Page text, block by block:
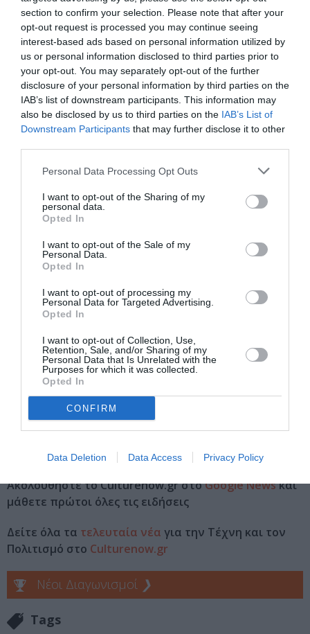
section to confirm your selection. Please note that after your
opt-out request is processed you may continue seeing
interest-based ads based on personal information utilized by
us or personal information disclosed to third parties prior to
your opt-out. You may separately opt-out of the further
disclosure of your personal information by third parties on the
IAB’s list of downstream participants. This information may
also be disclosed by us to third parties on the IAB’s List of
Downstream Participants that may further disclose it to other
Personal Data Processing Opt Outs
I want to opt-out of the Sharing of my
personal data.
Opted In
I want to opt-out of the Sale of my
Personal Data.
Opted In
I want to opt-out of processing my
Personal Data for Targeted Advertising.
Opted In
I want to opt-out of Collection, Use,
Retention, Sale, and/or Sharing of my
Personal Data that Is Unrelated with the
Purposes for which it was collected.
Opted In
CONFIRM
Data Deletion Data Access Privacy Policy
Διαβάστε επίσης:
Ίδρυμα Θεοχαράκη: Εκπαιδευτικά προγράμματα για τον
Ιανουάριο 2023
Ταυτότητα Εκδήλωσης
Ημερομηνία:
18:00-20:00
Τοποθεσία:
Ίδρυμα Β. & Μ. Θεοχαράκη, Βασιλίσσης Σοφίας 9 &
Μέρλιν 1, Αθήνα
Ίδρυμα Εικαστικών Τεχνών & Μουσικής Β & Μ
Eισιτήρια:
Κόστος μεμονωμένης συνάντησης: 20€ | Κόστος
συμμετοχής Φίλων THF: 18€
Πληροφορίες / Κρατήσεις:
Ακολουθήστε το Culturenow.gr στοGoogle Newsκαι
μάθετε πρώτοι όλες τις ειδήσεις
Δείτε όλα τα τελευταία νέα για την Τέχνη και τον
Πολιτισμό στο Culturenow.gr
Νέοι Διαγωνισμοί ❯
Tags